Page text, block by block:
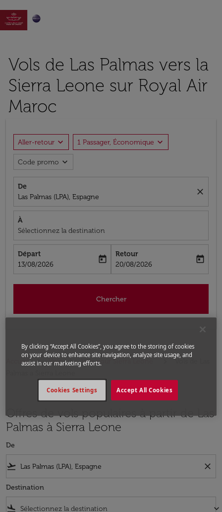

Vols de Las Palmas vers la
Sierra Leone sur Royal Air
Maroc
Aller-retour expand_more 1 Passager, Économique expand_more
Code promo expand_more
De
Las Palmas (LPA), Espagne
close
À
Sélectionnez la destination
Départ
fc-booking-departure-date-aria-label
13/08/2026
today
Retour
fc-booking-return-date-aria-label
20/08/2026
today
Chercher
Accueil Vols Vols pour Sierra Leone
Vols de Las
Offres de vols populaires à partir de Las
Palmas à Sierra Leone
De
flight_takeoff close
Destination
flight_land keyboard_arrow_down
By clicking “Accept All Cookies”, you agree to the storing of cookies
on your device to enhance site navigation, analyze site usage, and
assist in our marketing efforts.
Accept All Cookies
Cookies Settings